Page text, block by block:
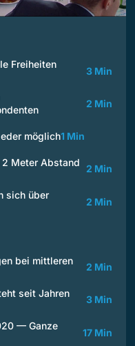
Freiheiten
3 Min
2 Min
möglich1 Min
2 Meter Abstand
2 Min
sich über
2 Min
bei mittleren
2 Min
seit Jahren
3 Min
— Ganze
17 Min